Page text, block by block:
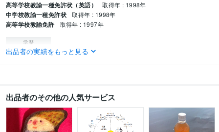
高等学校教諭一種免許状（英語） 取得年 : 1998年
中学校教諭一種免許状 取得年 : 1998年
高等学校教諭免許 取得年 : 1997年
学歴
京都精華大学 1995年3月 ~ 1998年2月
出品者の実績をもっと見る
出品者のその他の人気サービス